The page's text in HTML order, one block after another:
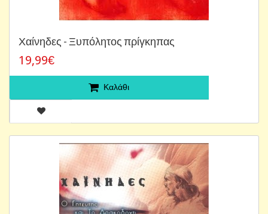
Χαίνηδες - Ξυπόλητος πρίγκηπας
19,99€
Καλάθι